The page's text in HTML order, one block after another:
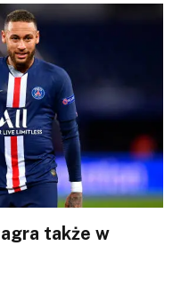
także w